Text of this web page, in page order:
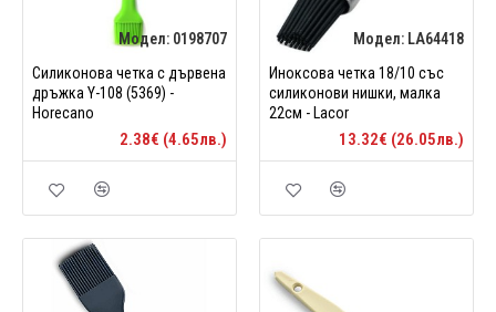
Модел: 0198707
Силиконова четка с дървена
дръжка Y-108 (5369) -
Horecano
2.38€ (4.65лв.)
Модел: LA64418
Иноксова четка 18/10 със
силиконови нишки, малка
22см - Lacor
13.32€ (26.05лв.)